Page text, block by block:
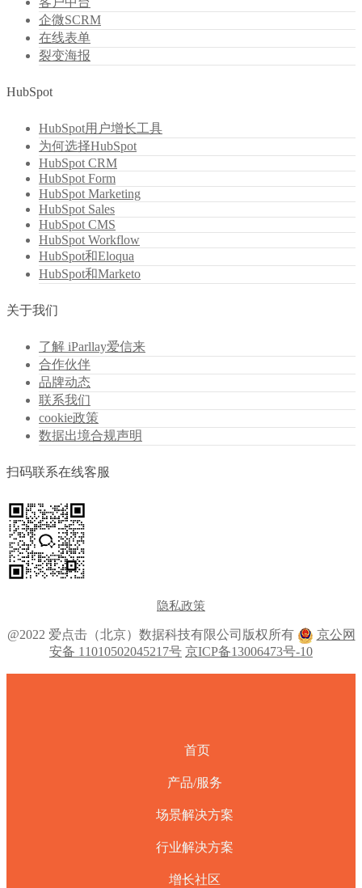
企微SCRM
在线表单
裂变海报
HubSpot
HubSpot用户增长工具
为何选择HubSpot
HubSpot CRM
HubSpot Form
HubSpot Marketing
HubSpot Sales
HubSpot CMS
HubSpot Workflow
HubSpot和Eloqua
HubSpot和Marketo
关于我们
了解 iParllay爱信来
合作伙伴
品牌动态
联系我们
cookie政策
数据出境合规声明
扫码联系在线客服
隐私政策
@2022 爱点击（北京）数据科技有限公司版权所有
京公网
安备 11010502045217号 京ICP备13006473号-10
首页
产品/服务
场景解决方案
行业解决方案
增长社区